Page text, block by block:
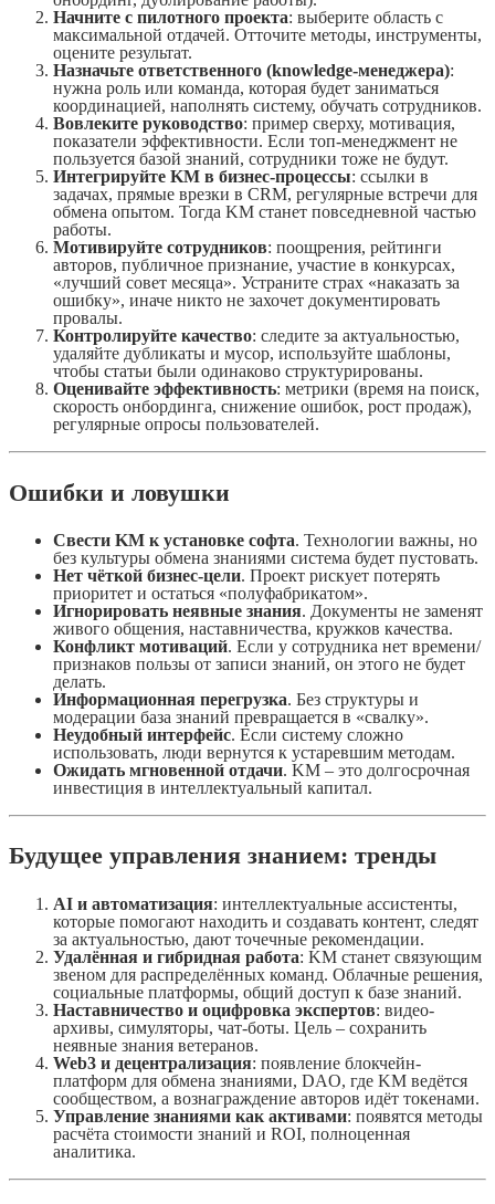
Начните с пилотного проекта: выберите область с
максимальной отдачей. Отточите методы, инструменты,
оцените результат.
Назначьте ответственного (knowledge-менеджера):
нужна роль или команда, которая будет заниматься
координацией, наполнять систему, обучать сотрудников.
Вовлеките руководство: пример сверху, мотивация,
показатели эффективности. Если топ-менеджмент не
пользуется базой знаний, сотрудники тоже не будут.
Интегрируйте KM в бизнес-процессы: ссылки в
задачах, прямые врезки в CRM, регулярные встречи для
обмена опытом. Тогда KM станет повседневной частью
работы.
Мотивируйте сотрудников: поощрения, рейтинги
авторов, публичное признание, участие в конкурсах,
«лучший совет месяца». Устраните страх «наказать за
ошибку», иначе никто не захочет документировать
провалы.
Контролируйте качество: следите за актуальностью,
удаляйте дубликаты и мусор, используйте шаблоны,
чтобы статьи были одинаково структурированы.
Оценивайте эффективность: метрики (время на поиск,
скорость онбординга, снижение ошибок, рост продаж),
регулярные опросы пользователей.
Ошибки и ловушки
Свести KM к установке софта. Технологии важны, но
без культуры обмена знаниями система будет пустовать.
Нет чёткой бизнес-цели. Проект рискует потерять
приоритет и остаться «полуфабрикатом».
Игнорировать неявные знания. Документы не заменят
живого общения, наставничества, кружков качества.
Конфликт мотиваций. Если у сотрудника нет времени/
признаков пользы от записи знаний, он этого не будет
делать.
Информационная перегрузка. Без структуры и
модерации база знаний превращается в «свалку».
Неудобный интерфейс. Если систему сложно
использовать, люди вернутся к устаревшим методам.
Ожидать мгновенной отдачи. KM – это долгосрочная
инвестиция в интеллектуальный капитал.
Будущее управления знанием: тренды
AI и автоматизация: интеллектуальные ассистенты,
которые помогают находить и создавать контент, следят
за актуальностью, дают точечные рекомендации.
Удалённая и гибридная работа: KM станет связующим
звеном для распределённых команд. Облачные решения,
социальные платформы, общий доступ к базе знаний.
Наставничество и оцифровка экспертов: видео-
архивы, симуляторы, чат-боты. Цель – сохранить
неявные знания ветеранов.
Web3 и децентрализация: появление блокчейн-
платформ для обмена знаниями, DAO, где KM ведётся
сообществом, а вознаграждение авторов идёт токенами.
Управление знаниями как активами: появятся методы
расчёта стоимости знаний и ROI, полноценная
аналитика.